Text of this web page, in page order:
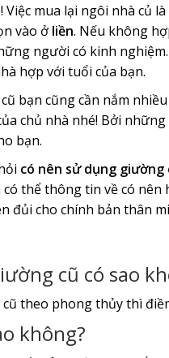
mua lại ngôi nhà củ
vào ởliền. Nếu không
người có kinh
hợp với tuổi của bạn.
bạn cũng cần nắm
chủ nhà nhé! Bởi
bạn.
có nên sử dụng giường
thể thông tin về có nên
cho chính bản thân
cũ có sao
theo phong thủy thì
không?